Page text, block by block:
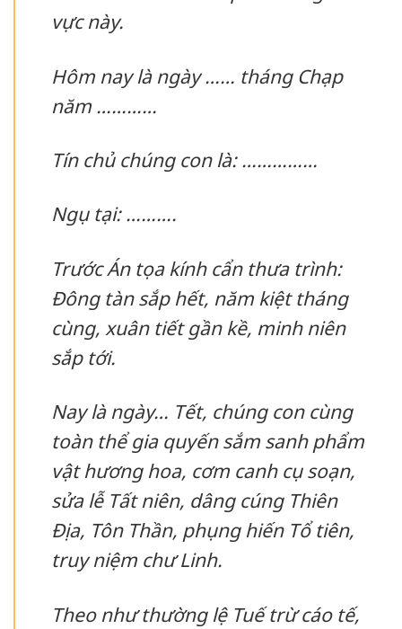
vực này.
Hôm nay là ngày …… tháng Chạp
năm …………
Tín chủ chúng con là: ……………
Ngụ tại: ……….
Trước Án tọa kính cẩn thưa trình:
Đông tàn sắp hết, năm kiệt tháng
cùng, xuân tiết gần kề, minh niên
sắp tới.
Nay là ngày… Tết, chúng con cùng
toàn thể gia quyến sắm sanh phẩm
vật hương hoa, cơm canh cụ soạn,
sửa lễ Tất niên, dâng cúng Thiên
Địa, Tôn Thần, phụng hiến Tổ tiên,
truy niệm chư Linh.
Theo như thường lệ Tuế trừ cáo tế,